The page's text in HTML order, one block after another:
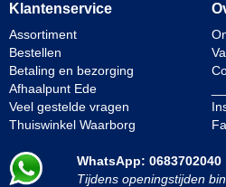
Klantenservice
Assortiment
Bestellen
Betaling en bezorging
Afhaalpunt Ede
Veel gestelde vragen
Thuiswinkel Waarborg
WhatsApp: 0683702040
Tijdens openingstijden